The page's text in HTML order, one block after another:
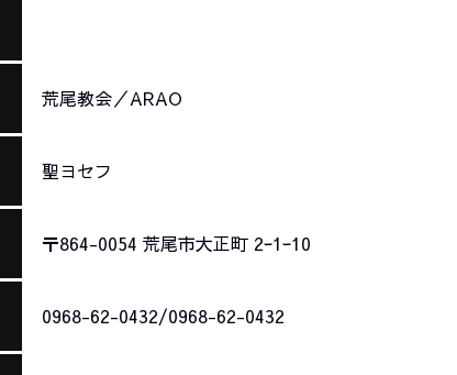
荒尾教会／ARAO
聖ヨセフ
〒864-0054 荒尾市大正町 2ｰ1ｰ10
0968-62-0432/0968-62-0432